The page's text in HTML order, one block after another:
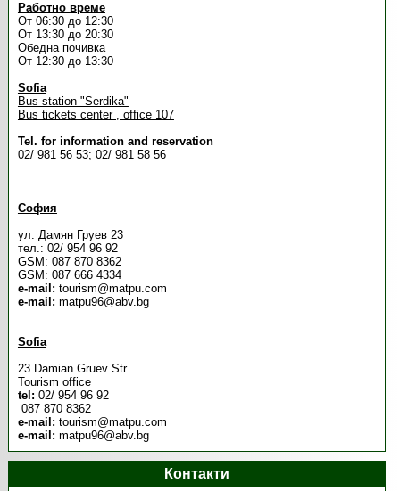
Работно време
От 06:30 до 12:30
От 13:30 до 20:30
Обедна почивка
От 12:30 до 13:30
Sofia
Bus station "Serdika"
Bus tickets center , office 107
Tel. for information and reservation
02/ 981 56 53; 02/ 981 58 56
София
ул. Дамян Груев 23
тел.: 02/ 954 96 92
GSM: 087 870 8362
GSM: 087 666 4334
e-mail: tourism@matpu.com
е-mail: matpu96@abv.bg
Sofia
23 Damian Gruev Str.
Tourism office
tel: 02/ 954 96 92
087 870 8362
e-mail: tourism@matpu.com
e-mail: matpu96@abv.bg
Контакти